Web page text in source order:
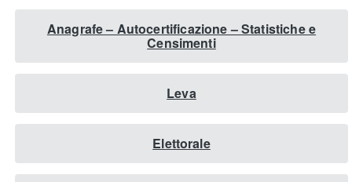
Anagrafe – Autocertificazione – Statistiche e
Censimenti
Leva
Elettorale